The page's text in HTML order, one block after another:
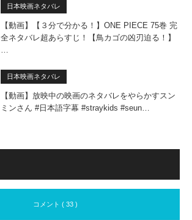
日本映画ネタバレ
【動画】【３分で分かる！】ONE PIECE 75巻 完
全ネタバレ超あらすじ！【鳥カゴの凶刃迫る！】
日本映画ネタバレ
【動画】放映中の映画のネタバレをやらかすスン
ミンさん #日本語字幕 #straykids #seun…
コメント ( 33 )